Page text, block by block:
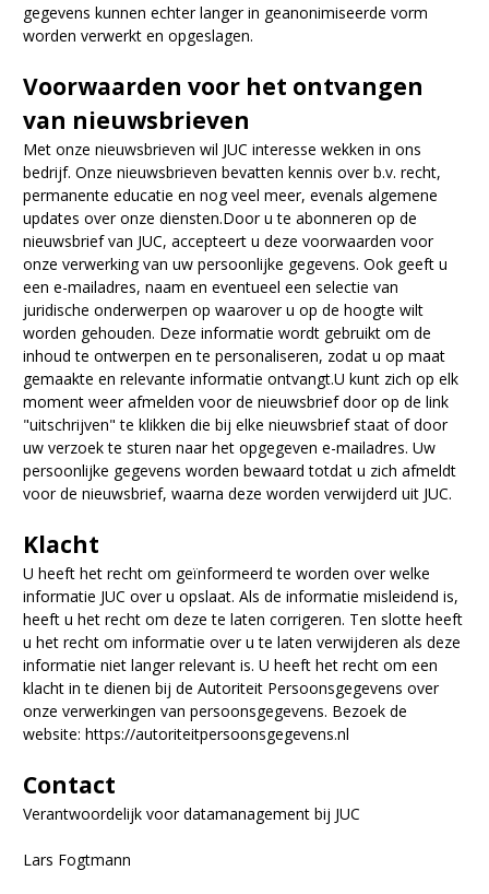
gegevens kunnen echter langer in geanonimiseerde vorm
worden verwerkt en opgeslagen.
Voorwaarden voor het ontvangen
van nieuwsbrieven
Met onze nieuwsbrieven wil JUC interesse wekken in ons
bedrijf. Onze nieuwsbrieven bevatten kennis over b.v. recht,
permanente educatie en nog veel meer, evenals algemene
updates over onze diensten.Door u te abonneren op de
nieuwsbrief van JUC, accepteert u deze voorwaarden voor
onze verwerking van uw persoonlijke gegevens. Ook geeft u
een e-mailadres, naam en eventueel een selectie van
juridische onderwerpen op waarover u op de hoogte wilt
worden gehouden. Deze informatie wordt gebruikt om de
inhoud te ontwerpen en te personaliseren, zodat u op maat
gemaakte en relevante informatie ontvangt.U kunt zich op elk
moment weer afmelden voor de nieuwsbrief door op de link
"uitschrijven" te klikken die bij elke nieuwsbrief staat of door
uw verzoek te sturen naar het opgegeven e-mailadres. Uw
persoonlijke gegevens worden bewaard totdat u zich afmeldt
voor de nieuwsbrief, waarna deze worden verwijderd uit JUC.
Klacht
U heeft het recht om geïnformeerd te worden over welke
informatie JUC over u opslaat. Als de informatie misleidend is,
heeft u het recht om deze te laten corrigeren. Ten slotte heeft
u het recht om informatie over u te laten verwijderen als deze
informatie niet langer relevant is. U heeft het recht om een
klacht in te dienen bij de Autoriteit Persoonsgegevens over
onze verwerkingen van persoonsgegevens. Bezoek de
website: https://autoriteitpersoonsgegevens.nl
Contact
Verantwoordelijk voor datamanagement bij JUC
Lars Fogtmann